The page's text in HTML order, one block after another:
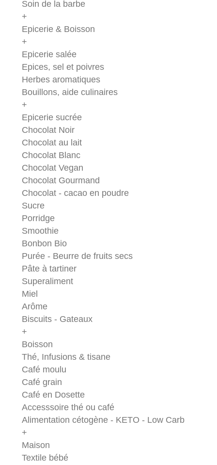
Soin de la barbe
+
Epicerie & Boisson
+
Epicerie salée
Epices, sel et poivres
Herbes aromatiques
Bouillons, aide culinaires
+
Epicerie sucrée
Chocolat Noir
Chocolat au lait
Chocolat Blanc
Chocolat Vegan
Chocolat Gourmand
Chocolat - cacao en poudre
Sucre
Porridge
Smoothie
Bonbon Bio
Purée - Beurre de fruits secs
Pâte à tartiner
Superaliment
Miel
Arôme
Biscuits - Gateaux
+
Boisson
Thé, Infusions & tisane
Café moulu
Café grain
Café en Dosette
Accesssoire thé ou café
Alimentation cétogène - KETO - Low Carb
+
Maison
Textile bébé